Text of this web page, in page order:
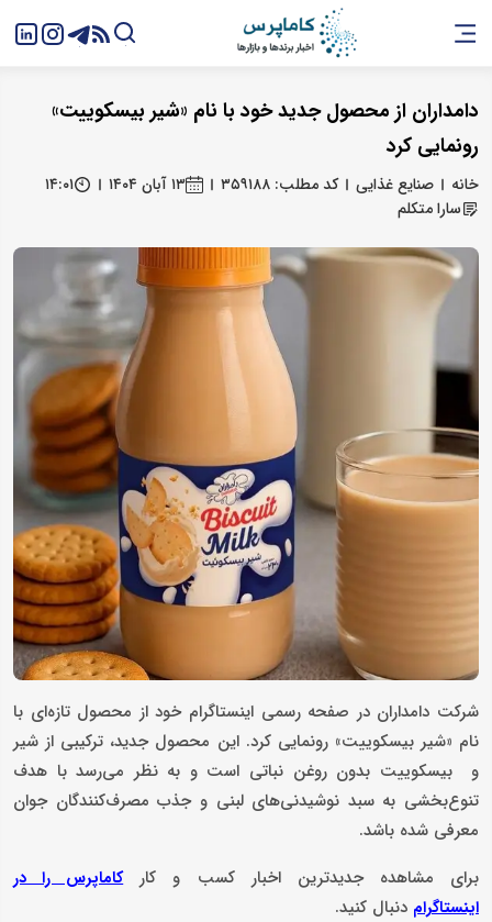
دامداران از محصول جدید خود با نام «شیر بیسکوییت»
رونمایی کرد
خانه صنایع غذایی کد مطلب: ۳۵۹۱۸۸ ۱۳ آبان ۱۴۰۴
۱۴:۰۱
سارا متکلم
شرکت دامداران در صفحه رسمی اینستاگرام خود از محصول تازه‌ای با
نام «شیر بیسکوییت» رونمایی کرد. این محصول جدید، ترکیبی از شیر
و بیسکوییت بدون روغن نباتی است و به نظر می‌رسد با هدف
تنوع‌بخشی به سبد نوشیدنی‌های لبنی و جذب مصرف‌کنندگان جوان
معرفی شده باشد.
برای مشاهده جدیدترین اخبار کسب و کارکاماپرس را در
اینستاگرام دنبال کنید.